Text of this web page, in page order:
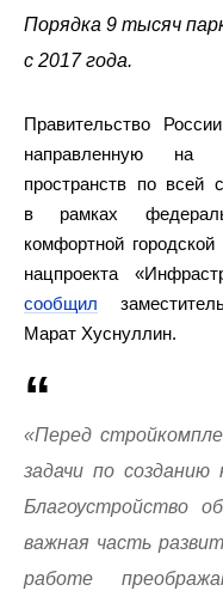
Порядка 9 тысяч
с 2017 года.
Правительство
направленную на
пространств по всей
в рамках
комфортной
нацпроекта
сообщил
Марат Хуснуллин.
«Перед
задачи по
Благоустройство
важная часть
работе